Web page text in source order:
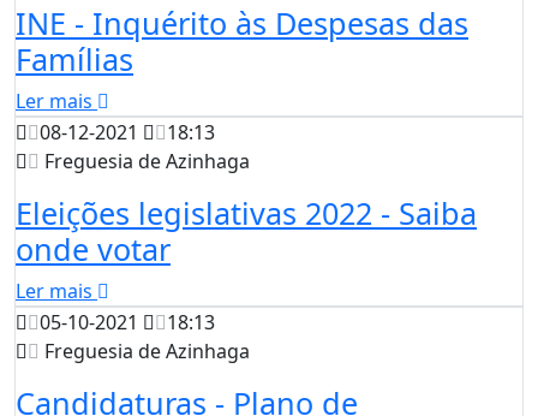
INE - Inquérito às Despesas das
Famílias
Ler mais
08-12-2021
18:13
Freguesia de Azinhaga
Eleições legislativas 2022 - Saiba
onde votar
Ler mais
05-10-2021
18:13
Freguesia de Azinhaga
Candidaturas - Plano de